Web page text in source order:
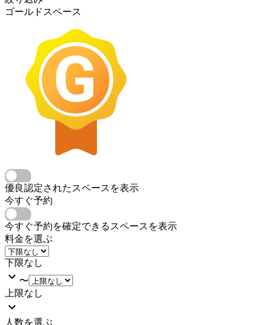
ゴールドスペース
優良認定されたスペースを表示
今すぐ予約
今すぐ予約を確定できるスペースを表示
料金を選ぶ
下限なし
〜
上限なし
人数を選ぶ